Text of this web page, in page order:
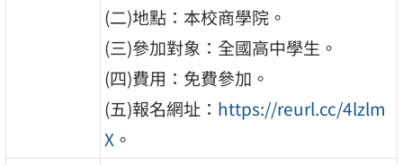
(二)地點：本校商學院。
(三)參加對象：全國高中學生。
(四)費用：免費參加。
(五)報名網址： https://reurl.cc/4lzlm
X 。